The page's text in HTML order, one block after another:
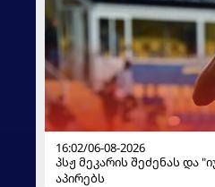
16:02/06-08-2026
პსჟ მეკარის შეძენას და
აპირებს